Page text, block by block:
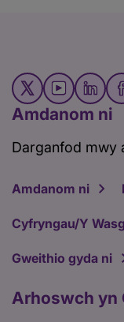
Amdanom ni
Darganfod mwy
Amdanom ni
Cyfryngau/Y Wasg
Gweithio gyda ni
Arhoswch yn